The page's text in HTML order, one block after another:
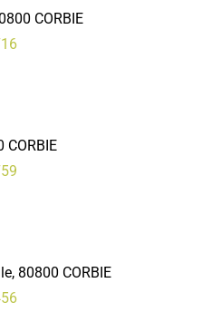
CORBIE
CORBIE
80800 CORBIE